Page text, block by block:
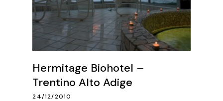
Hermitage Biohotel –
Trentino Alto Adige
24/12/2010